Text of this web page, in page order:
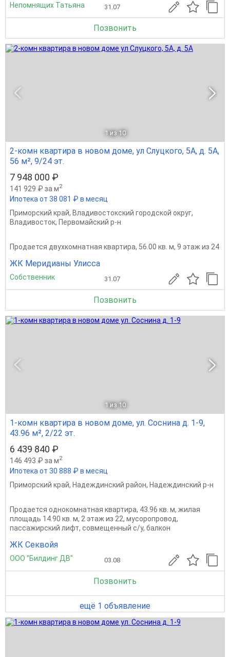
Непомнящих Татьяна 31.07
Позвонить
1 из 10
2-комн квартира в новом доме, ул Слуцкого, 5А, д. 5А,
56 м², 9/24 эт.
7 948 000 ₽
141 929 ₽ за м2
Ипотека от 38 081 ₽ в месяц
Приморский край, Владивостокский городской округ,
Владивосток, Первомайский р-н
Продается двухкомнатная квартира, 56.00 кв. м, 9 этаж из 24
ЖК Меридианы Улисса
Собственник 31.07
Позвонить
1 из 10
1-комн квартира в новом доме, ул. Соснина д. 1-9,
43.96 м², 2/22 эт.
6 439 840 ₽
146 493 ₽ за м2
Ипотека от 30 888 ₽ в месяц
Приморский край, Надеждинский район, Надеждинский р-н
Продается однокомнатная квартира, 43.96 кв. м, жилая
площадь 14.90 кв. м, 2 этаж из 22, мусоропровод,
пассажирский лифт, совмещенный с/у, балкон
ЖК Секвойя
ООО "Билдинг ДВ" 03.08
Позвонить
ещё 1 объявление